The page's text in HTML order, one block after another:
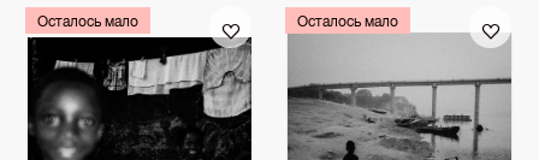
Осталось мало Осталось мало